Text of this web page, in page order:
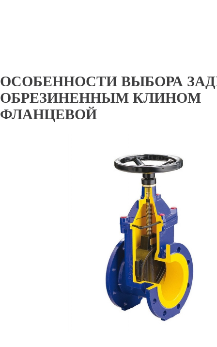
ОСОБЕННОСТИ ВЫБОРА
ОБРЕЗИНЕННЫМ КЛИНОМ
ФЛАНЦЕВОЙ